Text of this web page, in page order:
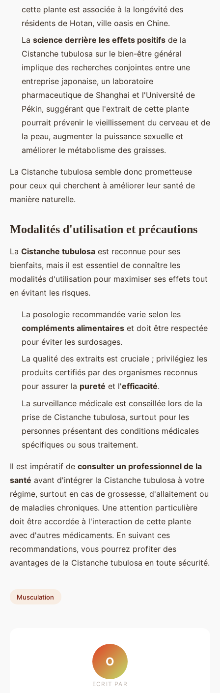
cette plante est associée à la longévité des
résidents de Hotan, ville oasis en Chine.
La science derrière les effets positifs de la
Cistanche tubulosa sur le bien-être général
implique des recherches conjointes entre une
entreprise japonaise, un laboratoire
pharmaceutique de Shanghai et l'Université de
Pékin, suggérant que l'extrait de cette plante
pourrait prévenir le vieillissement du cerveau et de
la peau, augmenter la puissance sexuelle et
améliorer le métabolisme des graisses.
La Cistanche tubulosa semble donc prometteuse
pour ceux qui cherchent à améliorer leur santé de
manière naturelle.
Modalités d'utilisation et précautions
La Cistanche tubulosa est reconnue pour ses
bienfaits, mais il est essentiel de connaître les
modalités d'utilisation pour maximiser ses effets tout
en évitant les risques.
La posologie recommandée varie selon les
compléments alimentaires et doit être respectée
pour éviter les surdosages.
La qualité des extraits est cruciale ; privilégiez les
produits certifiés par des organismes reconnus
pour assurer la pureté et l'efficacité.
La surveillance médicale est conseillée lors de la
prise de Cistanche tubulosa, surtout pour les
personnes présentant des conditions médicales
spécifiques ou sous traitement.
Il est impératif de consulter un professionnel de la
santé avant d'intégrer la Cistanche tubulosa à votre
régime, surtout en cas de grossesse, d'allaitement ou
de maladies chroniques. Une attention particulière
doit être accordée à l'interaction de cette plante
avec d'autres médicaments. En suivant ces
recommandations, vous pourrez profiter des
avantages de la Cistanche tubulosa en toute sécurité.
Musculation
O
ECRIT PAR